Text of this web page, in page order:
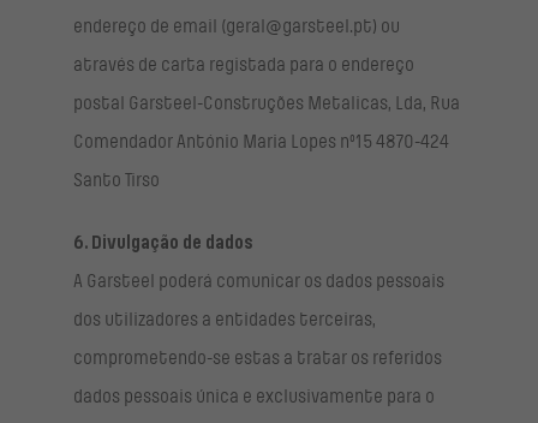
endereço de email (geral@garsteel.pt) ou
através de carta registada para o endereço
postal Garsteel-Construções Metalicas, Lda, Rua
Comendador António Maria Lopes nº15 4870-424
Santo Tirso
6. Divulgação de dados
A Garsteel poderá comunicar os dados pessoais
dos utilizadores a entidades terceiras,
comprometendo-se estas a tratar os referidos
dados pessoais única e exclusivamente para o